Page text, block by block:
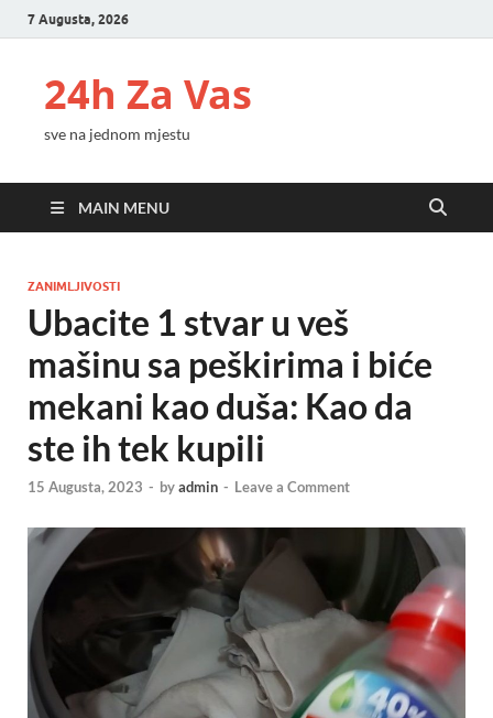
7 Augusta, 2026
24h Za Vas
sve na jednom mjestu
MAIN MENU
ZANIMLJIVOSTI
Ubacite 1 stvar u veš
mašinu sa peškirima i biće
mekani kao duša: Kao da
ste ih tek kupili
15 Augusta, 2023 - byadmin - Leave a Comment